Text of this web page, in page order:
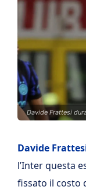
Davide Frattesi
Davide
l’Inter questa
fissato il costo